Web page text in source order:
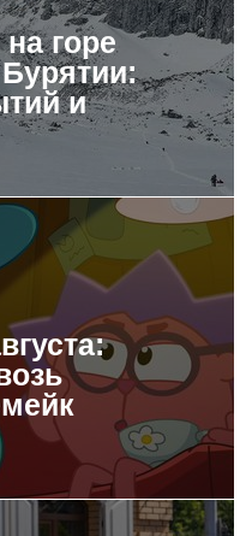
горе
и